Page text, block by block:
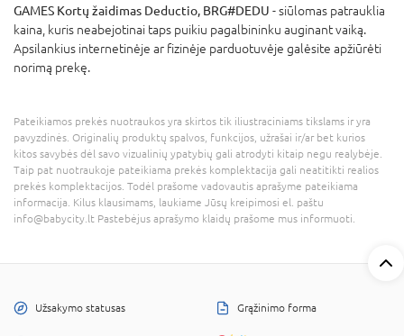
GAMES Kortų žaidimas Deductio, BRG#DEDU - siūlomas patrauklia
kaina, kuris neabejotinai taps puikiu pagalbininku auginant vaiką.
Apsilankius internetinėje ar fizinėje parduotuvėje galėsite apžiūrėti
norimą prekę.
Pateikiamos prekės nuotraukos yra skirtos tik iliustraciniams tikslams ir yra
pavyzdinės. Originalių produktų spalvos, funkcijos, užrašai ir/ar bet kurios
kitos savybės dėl savo vizualinių ypatybių gali atrodyti kitaip negu realybėje.
Taip pat nuotraukoje pateikiama prekės komplektacija gali neatitikti realios
prekės komplektacijos. Todėl prašome vadovautis aprašyme pateikiama
informacija. Kilus klausimams, laukiame Jūsų kreipimosi el. paštu
info@babycity.lt Pastebėjus aprašymo klaidų prašome mus informuoti.
Užsakymo statusas Grąžinimo forma